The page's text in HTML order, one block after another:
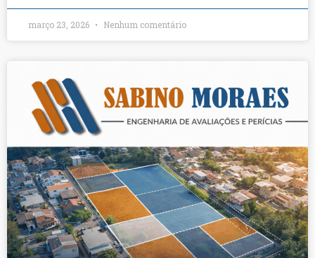
março 23, 2026 Nenhum comentário